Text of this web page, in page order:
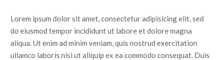
Lorem ipsum dolor sit amet, consectetur adipisicing elit, sed
do eiusmod tempor incididunt ut labore et dolore magna
aliqua. Ut enim ad minim veniam, quis nostrud exercitation
ullamco laboris nisi ut aliquip ex ea commodo consequat. Duis